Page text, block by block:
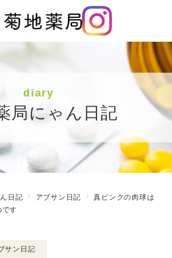
diary
局にゃん日記
日記 アブサン日記
真ピンクの肉球は
です
サン日記